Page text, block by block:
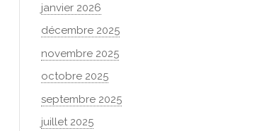
janvier 2026
décembre 2025
novembre 2025
octobre 2025
septembre 2025
juillet 2025